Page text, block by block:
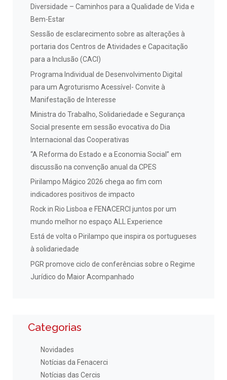
Diversidade – Caminhos para a Qualidade de Vida e
Bem-Estar
Sessão de esclarecimento sobre as alterações à
portaria dos Centros de Atividades e Capacitação
para a Inclusão (CACI)
Programa Individual de Desenvolvimento Digital
para um Agroturismo Acessível- Convite à
Manifestação de Interesse
Ministra do Trabalho, Solidariedade e Segurança
Social presente em sessão evocativa do Dia
Internacional das Cooperativas
“A Reforma do Estado e a Economia Social” em
discussão na convenção anual da CPES
Pirilampo Mágico 2026 chega ao fim com
indicadores positivos de impacto
Rock in Rio Lisboa e FENACERCI juntos por um
mundo melhor no espaço ALL Experience
Está de volta o Pirilampo que inspira os portugueses
à solidariedade
PGR promove ciclo de conferências sobre o Regime
Jurídico do Maior Acompanhado
Categorias
Novidades
Notícias da Fenacerci
Notícias das Cercis